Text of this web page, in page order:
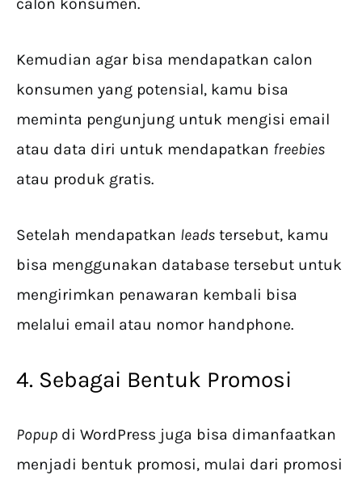
Kemudian agar bisa mendapatkan calon
konsumen yang potensial, kamu bisa
meminta pengunjung untuk mengisi email
atau data diri untuk mendapatkan freebies
atau produk gratis.
Setelah mendapatkan leads tersebut, kamu
bisa menggunakan database tersebut untuk
mengirimkan penawaran kembali bisa
melalui email atau nomor handphone.
4. Sebagai Bentuk Promosi
Popup di WordPress juga bisa dimanfaatkan
menjadi bentuk promosi, mulai dari promosi